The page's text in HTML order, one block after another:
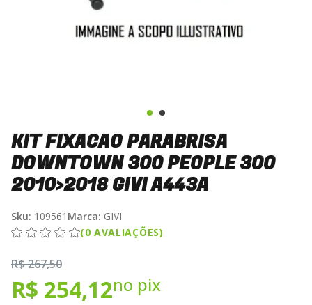
KIT FIXACAO PARABRISA
DOWNTOWN 300 PEOPLE 300
2010>2018 GIVI A443A
Sku: 109561 Marca: GIVI
(0 AVALIAÇÕES)
R$ 267,50
R$ 254,12no pix